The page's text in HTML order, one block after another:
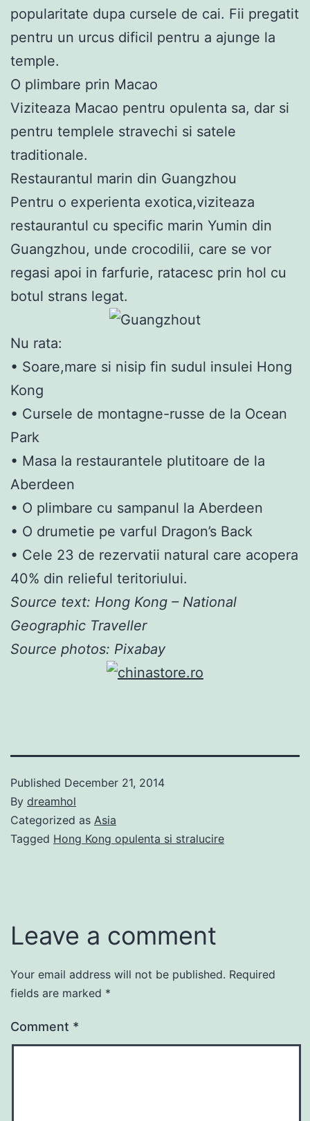
popularitate dupa cursele de cai. Fii pregatit
pentru un urcus dificil pentru a ajunge la
temple.
O plimbare prin Macao
Viziteaza Macao pentru opulenta sa, dar si
pentru templele stravechi si satele
traditionale.
Restaurantul marin din Guangzhou
Pentru o experienta exotica,viziteaza
restaurantul cu specific marin Yumin din
Guangzhou, unde crocodilii, care se vor
regasi apoi in farfurie, ratacesc prin hol cu
botul strans legat.
Nu rata:
• Soare,mare si nisip fin sudul insulei Hong
Kong
• Cursele de montagne-russe de la Ocean
Park
• Masa la restaurantele plutitoare de la
Aberdeen
• O plimbare cu sampanul la Aberdeen
• O drumetie pe varful Dragon’s Back
• Cele 23 de rezervatii natural care acopera
40% din relieful teritoriului.
Source text: Hong Kong – National
Geographic Traveller
Source photos: Pixabay
Published December 21, 2014
By dreamhol
Categorized as Asia
Tagged Hong Kong opulenta si stralucire
Leave a comment
Your email address will not be published. Required
fields are marked *
Comment *